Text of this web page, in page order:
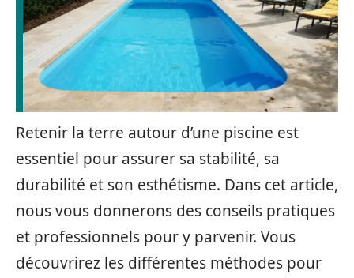
Retenir la terre autour d’une piscine est
essentiel pour assurer sa stabilité, sa
durabilité et son esthétisme. Dans cet article,
nous vous donnerons des conseils pratiques
et professionnels pour y parvenir. Vous
découvrirez les différentes méthodes pour